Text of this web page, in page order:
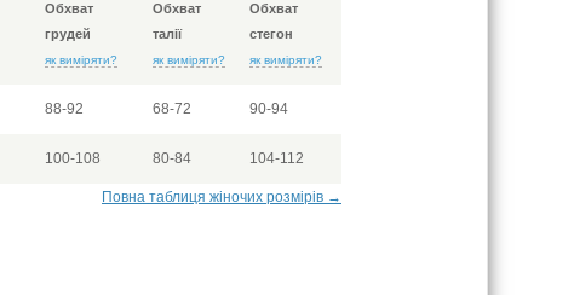
Обхват
грудей
як виміряти?
Обхват
талії
як виміряти?
Обхват
стегон
як виміряти?
88-92 68-72 90-94
100-108 80-84 104-112
Повна таблиця жіночих розмірів →